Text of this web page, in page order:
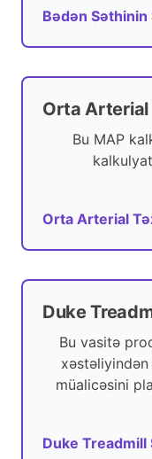
Bədən
Orta Arterial
Bu MAP
Orta Arterial
Duke
Bu vasitə
müalicəsini
Duke Treadmill